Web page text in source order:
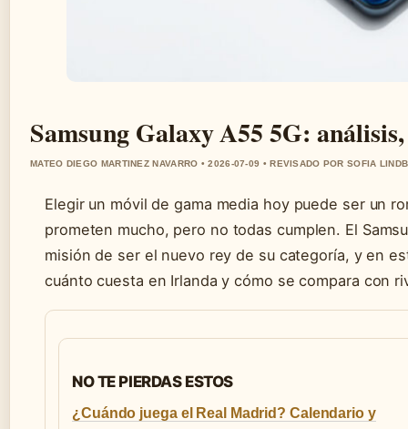
Samsung Galaxy A55 5G:
MATEO DIEGO MARTINEZ NAVARRO • 2026-07-09 • REVISADO POR SOFIA
Elegir un móvil de gama media hoy puede ser un
prometen mucho, pero no todas cumplen. El
misión de ser el nuevo rey de su categoría, y en
cuánto cuesta en Irlanda y cómo se compara con
NO TE PIERDAS ESTOS
¿Cuándo juega el Real Madrid? Calendario y